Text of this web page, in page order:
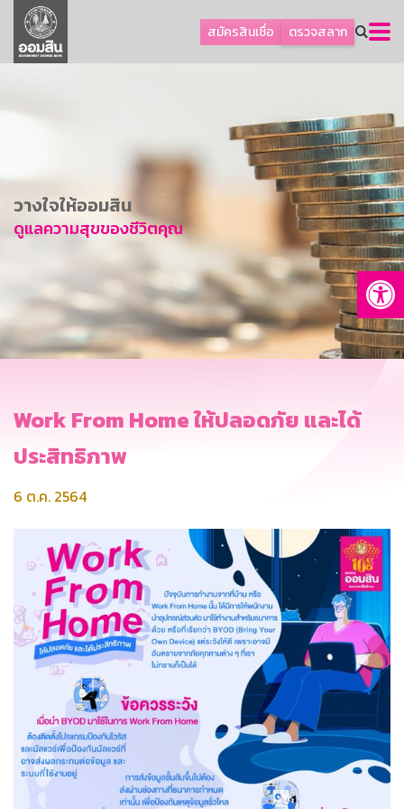
สมัครสินเชื่อ ตรวจสลาก
ลูกค้าธุรกิจ
ลูกค้าผู้ประกอบรายย่อย
ออมเพื่อสุข
เกี่ยวกับธนาคาร
การพัฒนาที่ยั่งยืน
ข่าวสาร
ติดต่อเรา
บริการออนไลน์
วางใจให้ออมสิน
ดูแลความสุขของชีวิตคุณ
Work From Home ให้ปลอดภัย และได้
ประสิทธิภาพ
6 ต.ค. 2564